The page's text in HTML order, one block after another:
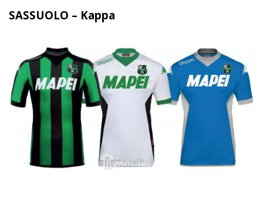
SASSUOLO – Kappa